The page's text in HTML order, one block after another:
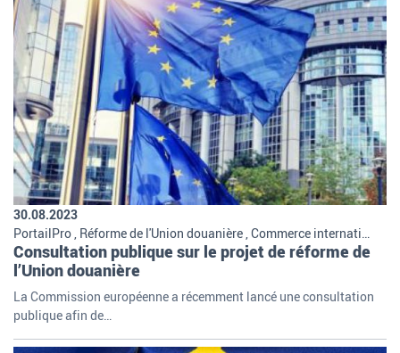
30.08.2023
Consultation publique sur le projet de réforme de
l’Union douanière
La Commission européenne a récemment lancé une consultation
publique afin de…